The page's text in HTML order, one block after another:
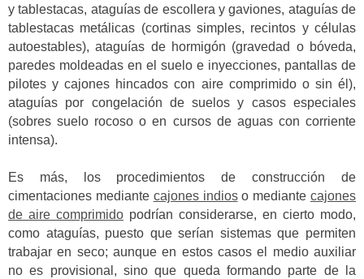
y tablestacas, ataguías de escollera y gaviones, ataguías de
tablestacas metálicas (cortinas simples, recintos y células
autoestables), ataguías de hormigón (gravedad o bóveda,
paredes moldeadas en el suelo e inyecciones, pantallas de
pilotes y cajones hincados con aire comprimido o sin él),
ataguías por congelación de suelos y casos especiales
(sobres suelo rocoso o en cursos de aguas con corriente
intensa).
Es más, los procedimientos de construcción de
cimentaciones mediante cajones indioso mediantecajones
de aire comprimido podrían considerarse, en cierto modo,
como ataguías, puesto que serían sistemas que permiten
trabajar en seco; aunque en estos casos el medio auxiliar
no es provisional, sino que queda formando parte de la